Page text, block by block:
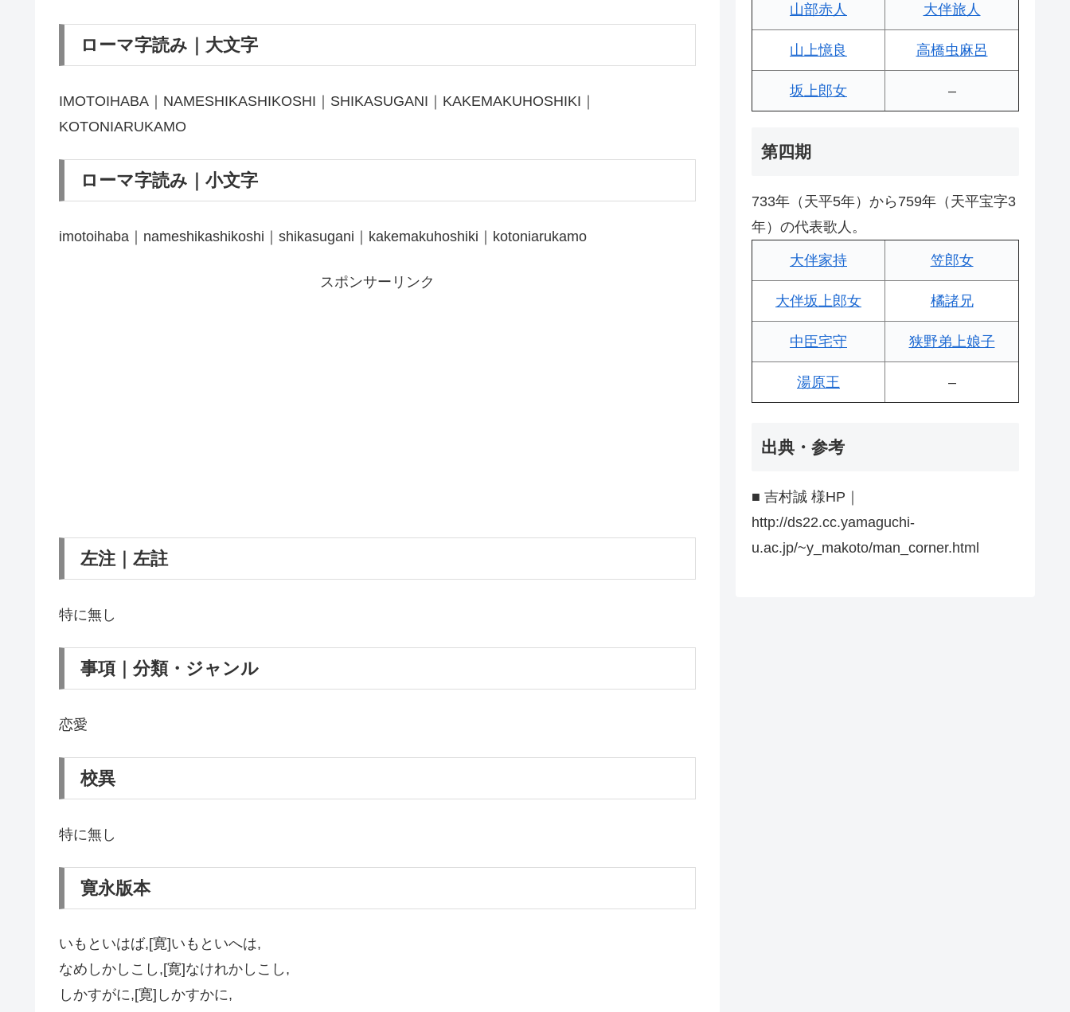
ローマ字読み｜大文字
IMOTOIHABA｜NAMESHIKASHIKOSHI｜SHIKASUGANI｜KAKEMAKUHOSHIKI｜
KOTONIARUKAMO
ローマ字読み｜小文字
imotoihaba｜nameshikashikoshi｜shikasugani｜kakemakuhoshiki｜kotoniarukamo
スポンサーリンク
左注｜左註
特に無し
事項｜分類・ジャンル
恋愛
校異
特に無し
寛永版本
いもといはば,[寛]いもといへは,
なめしかしこし,[寛]なけれかしこし,
しかすがに,[寛]しかすかに,
山部赤人 大伴旅人
山上憶良 高橋虫麻呂
坂上郎女 –
第四期
733年（天平5年）から759年（天平宝字3
年）の代表歌人。
大伴家持 笠郎女
大伴坂上郎女 橘諸兄
中臣宅守 狭野弟上娘子
湯原王 –
出典・参考
■ 吉村誠 様HP｜
http://ds22.cc.yamaguchi-
u.ac.jp/~y_makoto/man_corner.html